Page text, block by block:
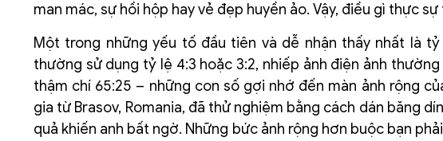
man mác, sự hồi hộp hay vẻ đẹp huyền ảo. Vậy, điều gì thực
Một trong những yếu tố đầu tiên và dễ nhận thấy nhất là
thường sử dụng tỷ lệ 4:3 hoặc 3:2, nhiếp ảnh điện ảnh
thậm chí 65:25 – những con số gợi nhớ đến màn ảnh rộng
gia từ Brasov, Romania, đã thử nghiệm bằng cách dán băng
quả khiến anh bất ngờ. Những bức ảnh rộng hơn buộc bạn